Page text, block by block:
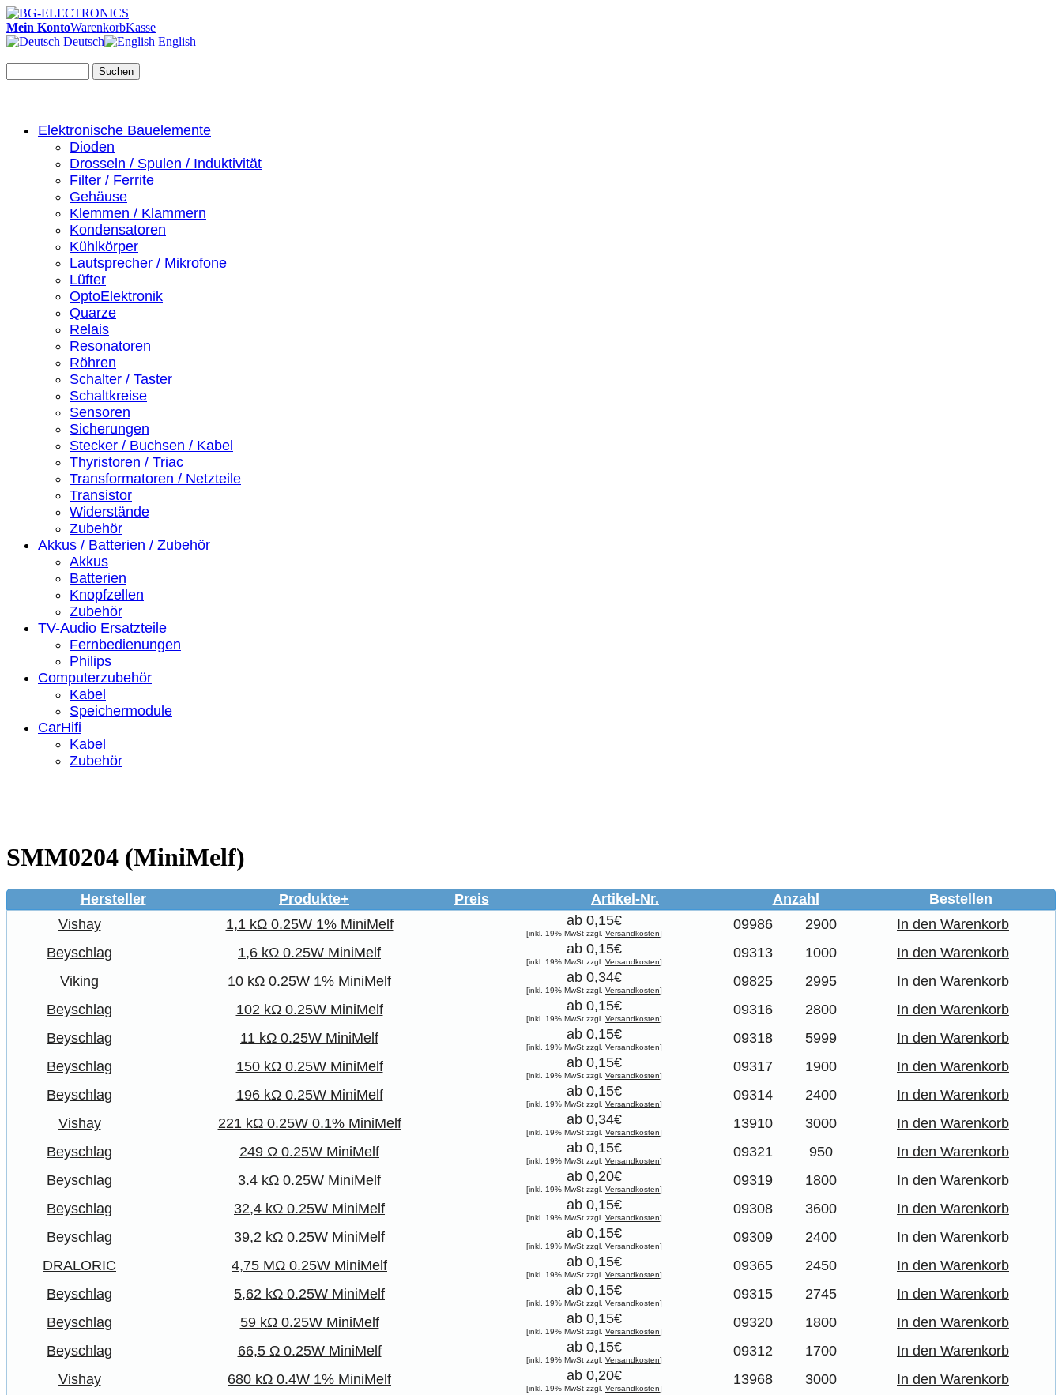
Mein KontoWarenkorbKasse
Deutsch
English
Suchen
Elektronische Bauelemente
Dioden
Drosseln / Spulen / Induktivität
Filter / Ferrite
Gehäuse
Klemmen / Klammern
Kondensatoren
Kühlkörper
Lautsprecher / Mikrofone
Lüfter
OptoElektronik
Quarze
Relais
Resonatoren
Röhren
Schalter / Taster
Schaltkreise
Sensoren
Sicherungen
Stecker / Buchsen / Kabel
Thyristoren / Triac
Transformatoren / Netzteile
Transistor
Widerstände
Zubehör
Akkus / Batterien / Zubehör
Akkus
Batterien
Knopfzellen
Zubehör
TV-Audio Ersatzteile
Fernbedienungen
Philips
Computerzubehör
Kabel
Speichermodule
CarHifi
Kabel
Zubehör
SMM0204 (MiniMelf)
Hersteller Produkte+ Preis Artikel-Nr. Anzahl
Bestellen
Vishay
1,1 kΩ 0.25W 1% MiniMelf ab 0,15€
[inkl. 19% MwSt zzgl. Versandkosten]
09986 2900
In den Warenkorb
Beyschlag
1,6 kΩ 0.25W MiniMelf ab 0,15€
[inkl. 19% MwSt zzgl. Versandkosten]
09313 1000
In den Warenkorb
Viking
10 kΩ 0.25W 1% MiniMelf ab 0,34€
[inkl. 19% MwSt zzgl. Versandkosten]
09825 2995
In den Warenkorb
Beyschlag
102 kΩ 0.25W MiniMelf ab 0,15€
[inkl. 19% MwSt zzgl. Versandkosten]
09316 2800
In den Warenkorb
Beyschlag
11 kΩ 0.25W MiniMelf ab 0,15€
[inkl. 19% MwSt zzgl. Versandkosten]
09318 5999
In den Warenkorb
Beyschlag
150 kΩ 0.25W MiniMelf ab 0,15€
[inkl. 19% MwSt zzgl. Versandkosten]
09317 1900
In den Warenkorb
Beyschlag
196 kΩ 0.25W MiniMelf ab 0,15€
[inkl. 19% MwSt zzgl. Versandkosten]
09314 2400
In den Warenkorb
Vishay
221 kΩ 0.25W 0.1% MiniMelf ab 0,34€
[inkl. 19% MwSt zzgl. Versandkosten]
13910 3000
In den Warenkorb
Beyschlag
249 Ω 0.25W MiniMelf ab 0,15€
[inkl. 19% MwSt zzgl. Versandkosten]
09321 950
In den Warenkorb
Beyschlag
3.4 kΩ 0.25W MiniMelf ab 0,20€
[inkl. 19% MwSt zzgl. Versandkosten]
09319 1800
In den Warenkorb
Beyschlag
32,4 kΩ 0.25W MiniMelf ab 0,15€
[inkl. 19% MwSt zzgl. Versandkosten]
09308 3600
In den Warenkorb
Beyschlag
39,2 kΩ 0.25W MiniMelf ab 0,15€
[inkl. 19% MwSt zzgl. Versandkosten]
09309 2400
In den Warenkorb
DRALORIC
4,75 MΩ 0.25W MiniMelf ab 0,15€
[inkl. 19% MwSt zzgl. Versandkosten]
09365 2450
In den Warenkorb
Beyschlag
5,62 kΩ 0.25W MiniMelf ab 0,15€
[inkl. 19% MwSt zzgl. Versandkosten]
09315 2745
In den Warenkorb
Beyschlag
59 kΩ 0.25W MiniMelf ab 0,15€
[inkl. 19% MwSt zzgl. Versandkosten]
09320 1800
In den Warenkorb
Beyschlag
66,5 Ω 0.25W MiniMelf ab 0,15€
[inkl. 19% MwSt zzgl. Versandkosten]
09312 1700
In den Warenkorb
Vishay
680 kΩ 0.4W 1% MiniMelf ab 0,20€
[inkl. 19% MwSt zzgl. Versandkosten]
13968 3000
In den Warenkorb